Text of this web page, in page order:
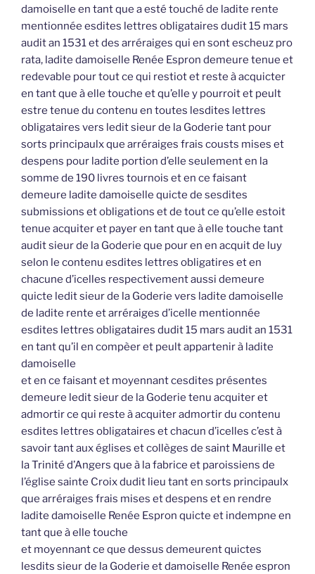
damoiselle en tant que a esté touché de ladite rente
mentionnée esdites lettres obligataires dudit 15 mars
audit an 1531 et des arréraiges qui en sont escheuz pro
rata, ladite damoiselle Renée Espron demeure tenue et
redevable pour tout ce qui restiot et reste à acquicter
en tant que à elle touche et qu’elle y pourroit et peult
estre tenue du contenu en toutes lesdites lettres
obligataires vers ledit sieur de la Goderie tant pour
sorts principaulx que arréraiges frais cousts mises et
despens pour ladite portion d’elle seulement en la
somme de 190 livres tournois et en ce faisant
demeure ladite damoiselle quicte de sesdites
submissions et obligations et de tout ce qu’elle estoit
tenue acquiter et payer en tant que à elle touche tant
audit sieur de la Goderie que pour en en acquit de luy
selon le contenu esdites lettres obligatires et en
chacune d’icelles respectivement aussi demeure
quicte ledit sieur de la Goderie vers ladite damoiselle
de ladite rente et arréraiges d’icelle mentionnée
esdites lettres obligataires dudit 15 mars audit an 1531
en tant qu’il en compèer et peult appartenir à ladite
damoiselle
et en ce faisant et moyennant cesdites présentes
demeure ledit sieur de la Goderie tenu acquiter et
admortir ce qui reste à acquiter admortir du contenu
esdites lettres obligataires et chacun d’icelles c’est à
savoir tant aux églises et collèges de saint Maurille et
la Trinité d’Angers que à la fabrice et paroissiens de
l’église sainte Croix dudit lieu tant en sorts principaulx
que arréraiges frais mises et despens et en rendre
ladite damoiselle Renée Espron quicte et indempne en
tant que à elle touche
et moyennant ce que dessus demeurent quictes
lesdits sieur de la Goderie et damoiselle Renée espron